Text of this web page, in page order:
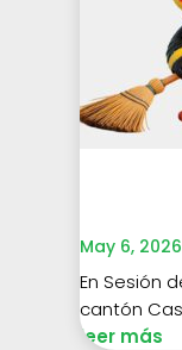
May 6, 2026
En Sesión
cantón
leer más